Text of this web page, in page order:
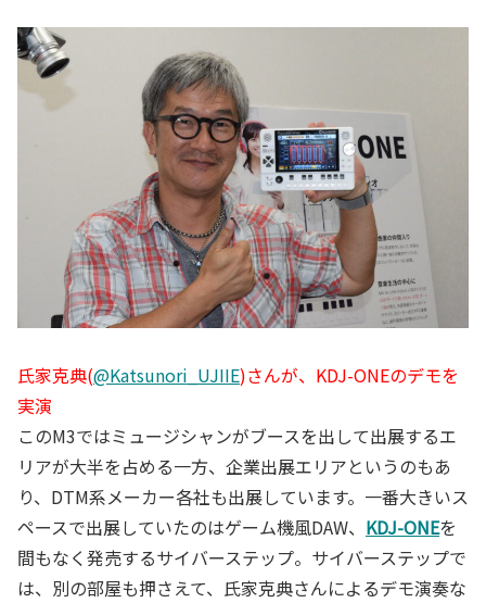
氏家克典(@Katsunori_UJIIE)さんが、KDJ-ONEのデモを
実演
このM3ではミュージシャンがブースを出して出展するエ
リアが大半を占める一方、企業出展エリアというのもあ
り、DTM系メーカー各社も出展しています。一番大きいス
ペースで出展していたのはゲーム機風DAW、 KDJ-ONEを
間もなく発売するサイバーステップ。サイバーステップで
は、別の部屋も押さえて、氏家克典さんによるデモ演奏な